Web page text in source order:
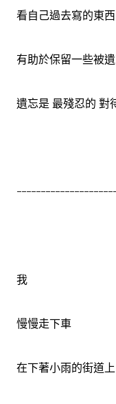
看自己過去寫的東西
有助於保留一些被
遺忘是 最殘忍的 對
我
慢慢走下車
在下著小雨的街道上